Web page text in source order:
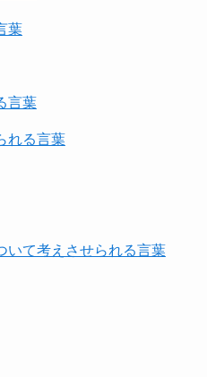
葉
言葉
れる言葉
いて考えさせられる言葉